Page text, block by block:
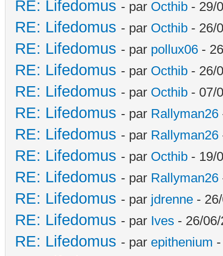
RE: Lifedomus - par Octhib - 29/
RE: Lifedomus - par Octhib - 26/
RE: Lifedomus - par pollux06 -
RE: Lifedomus - par Octhib - 26/
RE: Lifedomus - par Octhib - 07/
RE: Lifedomus - par Rallyman26
RE: Lifedomus - par Rallyman26
RE: Lifedomus - par Octhib - 19/
RE: Lifedomus - par Rallyman26
RE: Lifedomus - par jdrenne -
RE: Lifedomus - par Ives - 26/
RE: Lifedomus - par epithenium